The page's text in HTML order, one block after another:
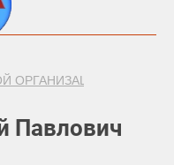
ОРГАНИЗАЦИИ
Павлович